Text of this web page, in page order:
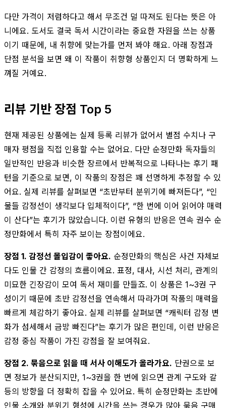
다만 가격이 저렴하다고 해서 무조건 덜 따져도 된다는 뜻은 아
니에요. 도서도 결국 독서 시간이라는 중요한 자원을 쓰는 상품
이기 때문에, 내 취향에 맞는가를 먼저 봐야 해요. 아래 장점과
단점 분석을 보면 왜 이 작품이 취향형 상품인지 더 명확하게 느
껴질 거예요.
리뷰 기반 장점 Top 5
현재 제공된 상품에는 실제 등록 리뷰가 없어서 별점 수치나 구
매자 평점을 직접 인용할 수는 없어요. 다만 순정만화 독자들의
일반적인 반응과 비슷한 장르에서 반복적으로 나타나는 후기 패
턴을 기준으로 보면, 이 작품의 장점은 꽤 선명하게 추정할 수 있
어요. 실제 리뷰를 살펴보면 “초반부터 분위기에 빠져든다”, “인
물들 감정선이 생각보다 입체적이다”, “한 번에 이어 읽어야 매력
이 산다”는 후기가 많았습니다. 이런 유형의 반응은 연속 권수 순
정만화에서 특히 자주 보이는 장점이에요.
장점 1. 감정선 몰입감이 좋아요. 순정만화의 핵심은 사건 자체보
다도 인물 간 감정의 흐름이에요. 표정, 대사, 시선 처리, 관계의
미묘한 긴장감이 모여 독서 재미를 만들죠. 이 상품은 1~3권 구
성이기 때문에 초반 감정선을 연속해서 따라가며 작품의 매력을
빠르게 체감하기 좋아요. 실제 리뷰를 살펴보면 “캐릭터 감정 변
화가 섬세해서 금방 빠진다”는 후기가 많은 편인데, 이런 반응은
감정 중심 작품이 가진 강점을 잘 보여줘요.
장점 2. 묶음으로 읽을 때 서사 이해도가 올라가요. 단권으로 보
면 정보가 분산되지만, 1~3권을 한 번에 읽으면 관계 구도와 갈
등의 방향을 더 정확히 잡을 수 있어요. 특히 순정만화는 초반에
인물 소개와 분위기 형성에 시간을 쓰는 경우가 많아 묶음 구매